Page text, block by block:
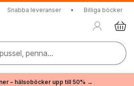
Snabba leveranser • Billiga böcker
penna...
– hälsoböcker upp till 50% →